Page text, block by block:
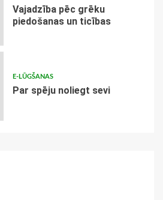
Vajadzība pēc grēku
piedošanas un ticības
E-LŪGŠANAS
Par spēju noliegt sevi